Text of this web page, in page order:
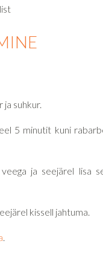
suhkur.
5 minutit kuni
ja seejärel lisa
kissell jahtuma.
.